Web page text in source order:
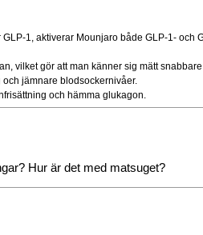
1, aktiverar Mounjaro både GLP-1- och
vilket gör att man känner sig mätt
jämnare blodsockernivåer.
och hämma glukagon.
Hur är det med matsuget?